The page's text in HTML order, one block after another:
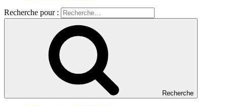
Recherche pour :
Recherche